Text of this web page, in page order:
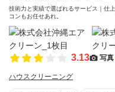
技術力と実績で選ばれるサービス｜仕
コンもお任せあれ。
3.13 写真
ハウスクリーニング